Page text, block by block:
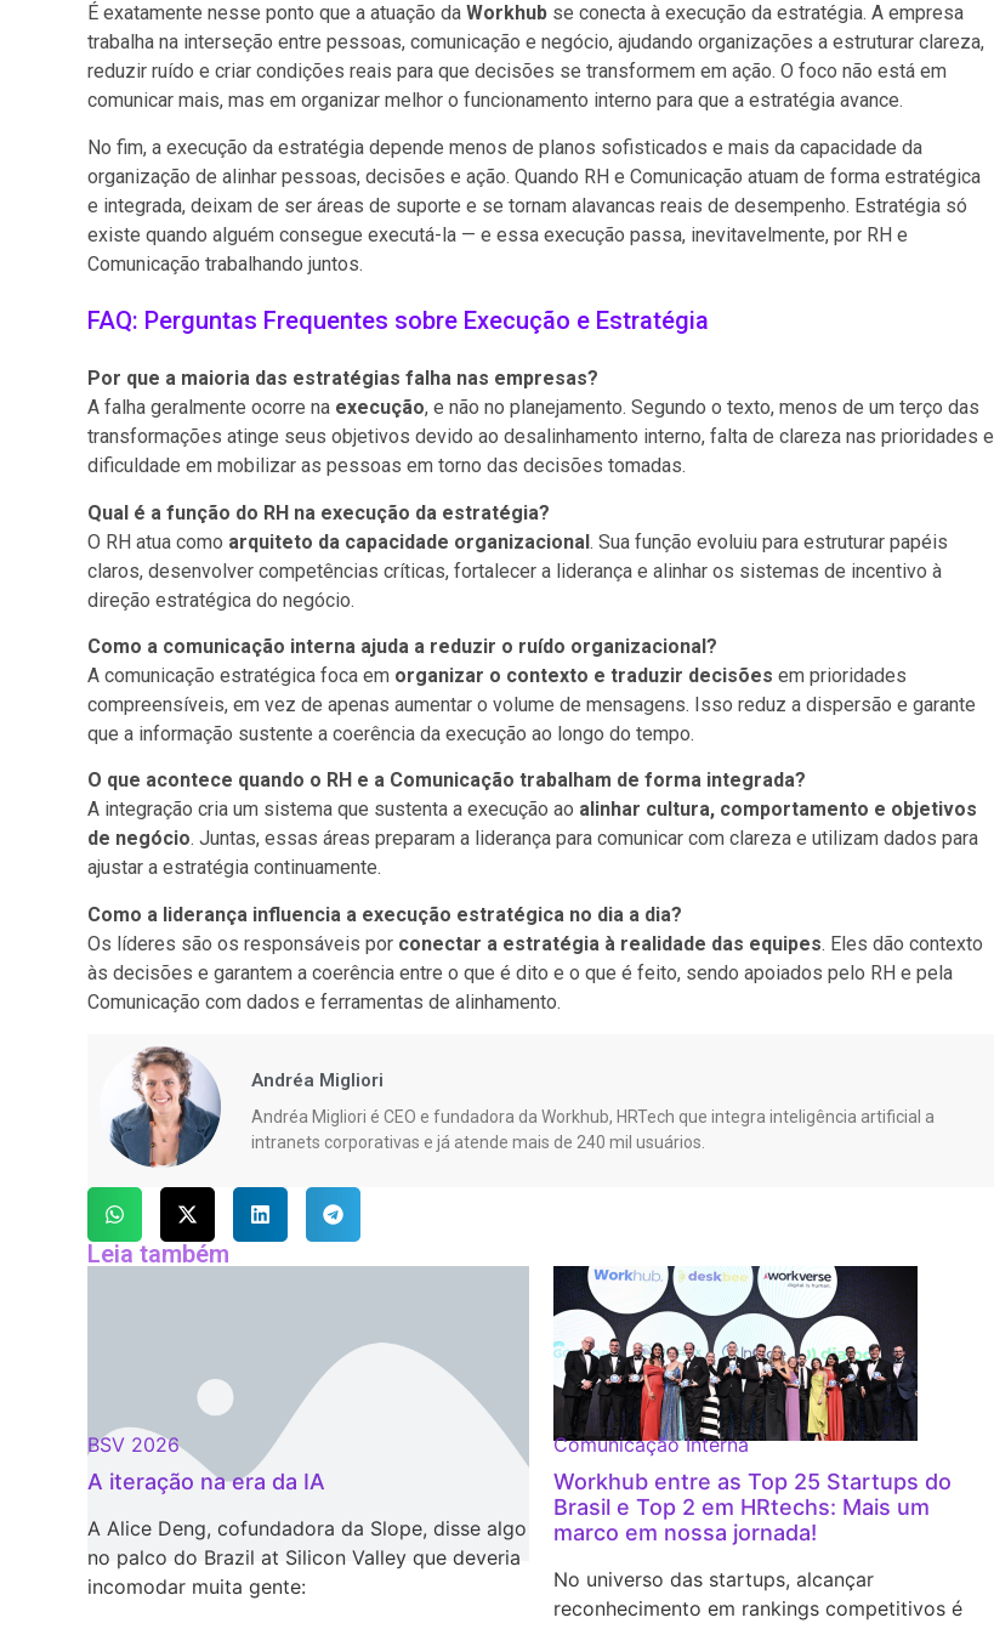
É exatamente nesse ponto que a atuação da Workhub se conecta à execução da estratégia. A empresa
trabalha na interseção entre pessoas, comunicação e negócio, ajudando organizações a estruturar clareza,
reduzir ruído e criar condições reais para que decisões se transformem em ação. O foco não está em
comunicar mais, mas em organizar melhor o funcionamento interno para que a estratégia avance.
No fim, a execução da estratégia depende menos de planos sofisticados e mais da capacidade da
organização de alinhar pessoas, decisões e ação. Quando RH e Comunicação atuam de forma estratégica
e integrada, deixam de ser áreas de suporte e se tornam alavancas reais de desempenho. Estratégia só
existe quando alguém consegue executá-la — e essa execução passa, inevitavelmente, por RH e
Comunicação trabalhando juntos.
FAQ: Perguntas Frequentes sobre Execução e Estratégia
Por que a maioria das estratégias falha nas empresas?
A falha geralmente ocorre na execução, e não no planejamento. Segundo o texto, menos de um terço das
transformações atinge seus objetivos devido ao desalinhamento interno, falta de clareza nas prioridades e
dificuldade em mobilizar as pessoas em torno das decisões tomadas.
Qual é a função do RH na execução da estratégia?
O RH atua como arquiteto da capacidade organizacional. Sua função evoluiu para estruturar papéis
claros, desenvolver competências críticas, fortalecer a liderança e alinhar os sistemas de incentivo à
direção estratégica do negócio.
Como a comunicação interna ajuda a reduzir o ruído organizacional?
A comunicação estratégica foca em organizar o contexto e traduzir decisões em prioridades
compreensíveis, em vez de apenas aumentar o volume de mensagens. Isso reduz a dispersão e garante
que a informação sustente a coerência da execução ao longo do tempo.
O que acontece quando o RH e a Comunicação trabalham de forma integrada?
A integração cria um sistema que sustenta a execução ao alinhar cultura, comportamento e objetivos
de negócio. Juntas, essas áreas preparam a liderança para comunicar com clareza e utilizam dados para
ajustar a estratégia continuamente.
Como a liderança influencia a execução estratégica no dia a dia?
Os líderes são os responsáveis por conectar a estratégia à realidade das equipes. Eles dão contexto
às decisões e garantem a coerência entre o que é dito e o que é feito, sendo apoiados pelo RH e pela
Comunicação com dados e ferramentas de alinhamento.
Andréa Migliori
Andréa Migliori é CEO e fundadora da Workhub, HRTech que integra inteligência artificial a
intranets corporativas e já atende mais de 240 mil usuários.
Leia também
BSV 2026
A iteração na era da IA
A Alice Deng, cofundadora da Slope, disse algo
no palco do Brazil at Silicon Valley que deveria
incomodar muita gente:
Comunicação Interna
Workhub entre as Top 25 Startups do
Brasil e Top 2 em HRtechs: Mais um
marco em nossa jornada!
No universo das startups, alcançar
reconhecimento em rankings competitivos é